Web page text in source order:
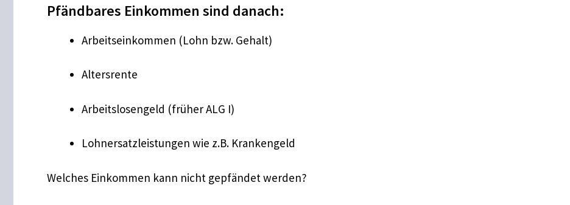
Pfändbares Einkommen sind danach:
Arbeitseinkommen (Lohn bzw. Gehalt)
Altersrente
Arbeitslosengeld (früher ALG I)
Lohnersatzleistungen wie z.B. Krankengeld
Welches Einkommen kann nicht gepfändet werden?